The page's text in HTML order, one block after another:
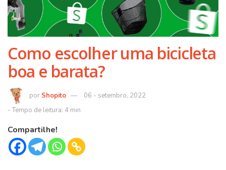
Como escolher uma bicicleta
boa e barata?
Shopito 06 - setembro, 2022
Compartilhe!